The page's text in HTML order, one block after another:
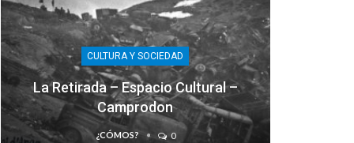
CULTURA Y SOCIEDAD
La Retirada – Espacio Cultural –
Camprodon
¿CÓMOS? 0